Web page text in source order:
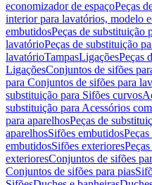
economizador de espaçoPeças
interior para lavatórios, modelo
embutidosPeças de substituição
lavatórioPeças de substituição
lavatórioTampasLigaçõesPeças
LigaçõesConjuntos de sifões
para Conjuntos de sifões para
substituição para Sifões curvos
substituição para Acessórios
para aparelhosPeças de
aparelhosSifões embutidos
embutidosSifões exteriores
exterioresConjuntos de sifões
Conjuntos de sifões para pias